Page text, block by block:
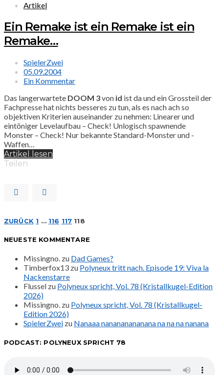
Artikel
Ein Remake ist ein Remake ist ein
Remake…
SpielerZwei
05.09.2004
Ein Kommentar
Das langerwartete DOOM 3von id ist da und ein Grossteil der
Fachpresse hat nichts besseres zu tun, als es nach ach so
objektiven Kriterien auseinander zu nehmen: Linearer und
eintöniger Levelaufbau – Check! Unlogisch spawnende
Monster – Check! Nur bekannte Standard-Monster und -
Waffen…
Artikel lesen
Teilen
Seitennummerierung
der
Beiträge
ZURÜCK 1 … 116 117 118
NEUESTE KOMMENTARE
Missingno. zu Dad Games?
Timberfox13 zu Polyneux tritt nach. Episode 19: Viva la
Nackenstarre
Flussel zu Polyneux spricht, Vol. 78 (Kristallkugel-Edition
2026)
Missingno. zu Polyneux spricht, Vol. 78 (Kristallkugel-
Edition 2026)
SpielerZwei zu Nanaaa nanananananana na na na nanana
PODCAST: POLYNEUX SPRICHT 78